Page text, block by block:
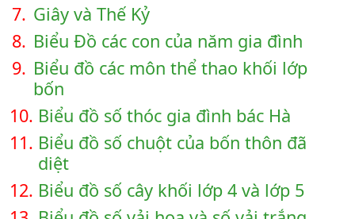
7. Giây và Thế Kỷ
8. Biểu Đồ các con của năm gia đình
9. Biểu đồ các môn thể thao khối lớp
bốn
10. Biểu đồ số thóc gia đình bác Hà
11. Biểu đồ số chuột của bốn thôn đã
diệt
12. Biểu đồ số cây khối lớp 4 và lớp 5